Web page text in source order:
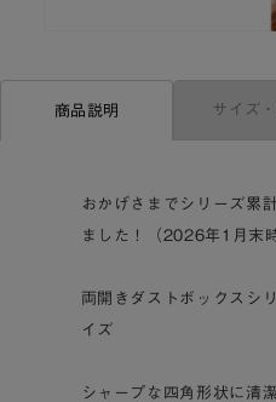
商品説明 サイズ
おかげさまでシリーズ累
ました！（2026年1月末
両開きダストボックスシ
イズ
シャープな四角形状に清